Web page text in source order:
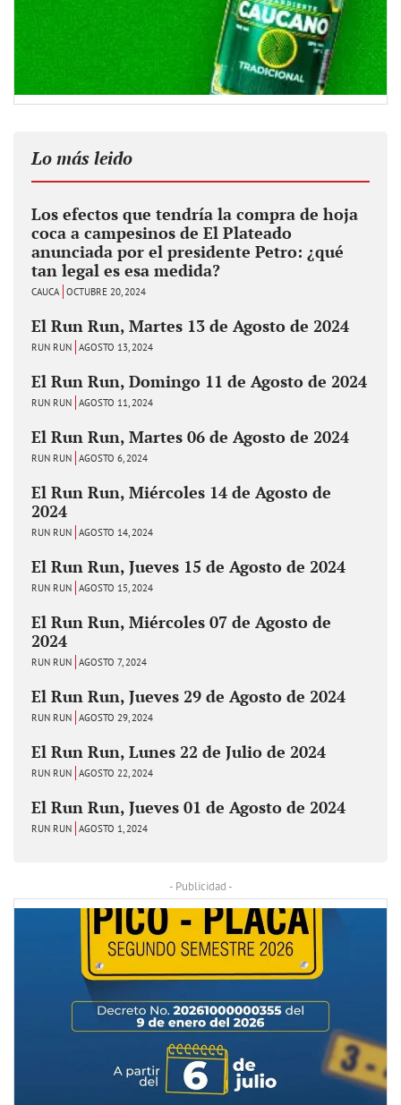
Lo más leido
Los efectos que tendría la compra de hoja
coca a campesinos de El Plateado
anunciada por el presidente Petro: ¿qué
tan legal es esa medida?
CAUCA OCTUBRE 20, 2024
El Run Run, Martes 13 de Agosto de 2024
RUN RUN AGOSTO 13, 2024
El Run Run, Domingo 11 de Agosto de 2024
RUN RUN AGOSTO 11, 2024
El Run Run, Martes 06 de Agosto de 2024
RUN RUN AGOSTO 6, 2024
El Run Run, Miércoles 14 de Agosto de
2024
RUN RUN AGOSTO 14, 2024
El Run Run, Jueves 15 de Agosto de 2024
RUN RUN AGOSTO 15, 2024
El Run Run, Miércoles 07 de Agosto de
2024
RUN RUN AGOSTO 7, 2024
El Run Run, Jueves 29 de Agosto de 2024
RUN RUN AGOSTO 29, 2024
El Run Run, Lunes 22 de Julio de 2024
RUN RUN AGOSTO 22, 2024
El Run Run, Jueves 01 de Agosto de 2024
RUN RUN AGOSTO 1, 2024
- Publicidad -